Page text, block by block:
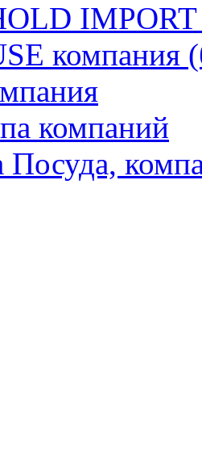
компания
компаний
Посуда,